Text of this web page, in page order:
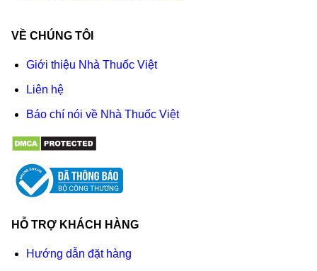
VỀ CHÚNG TÔI
Giới thiệu Nhà Thuốc Việt
Liên hệ
Báo chí nói về Nhà Thuốc Việt
HỖ TRỢ KHÁCH HÀNG
Hướng dẫn đặt hàng